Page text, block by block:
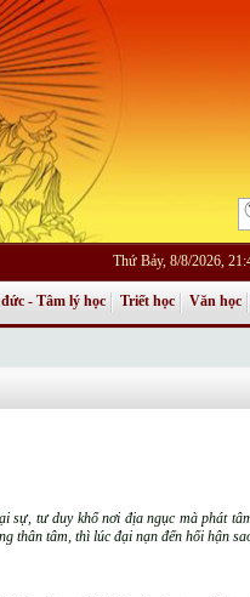
Thứ Bảy, 8/8/2026,
- Tâm lý học Triết học Văn học
sự, tư duy khổ nơi địa ngục mà phát
thân tâm, thì lúc đại nạn đến hối hận